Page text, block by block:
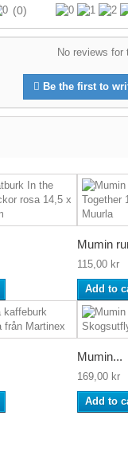
(0)
No reviews for
Be the first to
Mumin
115,00 kr
Add to
Mumin...
169,00 kr
Add to